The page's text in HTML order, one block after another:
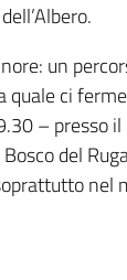
un
quale ci
– presso
del
nel